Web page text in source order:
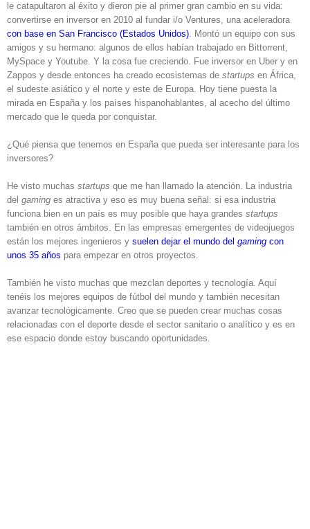
le catapultaron al éxito y dieron pie al primer gran cambio en su vida:
convertirse en inversor en 2010 al fundar i/o Ventures, una aceleradora
con base en San Francisco (Estados Unidos). Montó un equipo con sus
amigos y su hermano: algunos de ellos habían trabajado en Bittorrent,
MySpace y Youtube. Y la cosa fue creciendo. Fue inversor en Uber y en
Zappos y desde entonces ha creado ecosistemas de startups en África,
el sudeste asiático y el norte y este de Europa. Hoy tiene puesta la
mirada en España y los países hispanohablantes, al acecho del último
mercado que le queda por conquistar.
¿Qué piensa que tenemos en España que pueda ser interesante para los
inversores?
He visto muchas startups que me han llamado la atención. La industria
del gaming es atractiva y eso es muy buena señal: si esa industria
funciona bien en un país es muy posible que haya grandes startups
también en otros ámbitos. En las empresas emergentes de videojuegos
están los mejores ingenieros y suelen dejar el mundo del gaming con
unos 35 años para empezar en otros proyectos.
También he visto muchas que mezclan deportes y tecnología. Aquí
tenéis los mejores equipos de fútbol del mundo y también necesitan
avanzar tecnológicamente. Creo que se pueden crear muchas cosas
relacionadas con el deporte desde el sector sanitario o analítico y es en
ese espacio donde estoy buscando oportunidades.